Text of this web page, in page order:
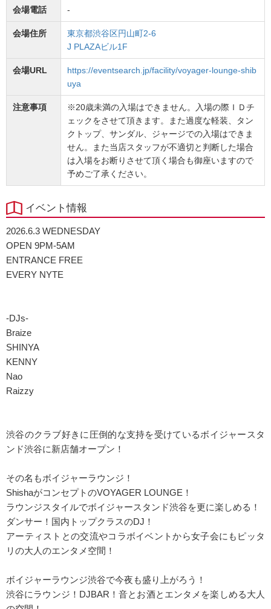
会場電話 -
会場住所
東京都渋谷区円山町2-6
J PLAZAビル1F
会場URL
https://eventsearch.jp/facility/voyager-lounge-shib
uya
注意事項
※20歳未満の入場はできません。入場の際ＩＤチ
ェックをさせて頂きます。また過度な軽装、タン
クトップ、サンダル、ジャージでの入場はできま
せん。また当店スタッフが不適切と判断した場合
は入場をお断りさせて頂く場合も御座いますので
予めご了承ください。
イベント情報
2026.6.3 WEDNESDAY
OPEN 9PM-5AM
ENTRANCE FREE
EVERY NYTE
-DJs-
Braize
SHINYA
KENNY
Nao
Raizzy
渋谷のクラブ好きに圧倒的な支持を受けているボイジャースタ
ンド渋谷に新店舗オープン！
その名もボイジャーラウンジ！
ShishaがコンセプトのVOYAGER LOUNGE！
ラウンジスタイルでボイジャースタンド渋谷を更に楽しめる！
ダンサー！国内トップクラスのDJ！
アーティストとの交流やコラボイベントから女子会にもピッタ
リの大人のエンタメ空間！
ボイジャーラウンジ渋谷で今夜も盛り上がろう！
渋谷にラウンジ！DJBAR！音とお酒とエンタメを楽しめる大人